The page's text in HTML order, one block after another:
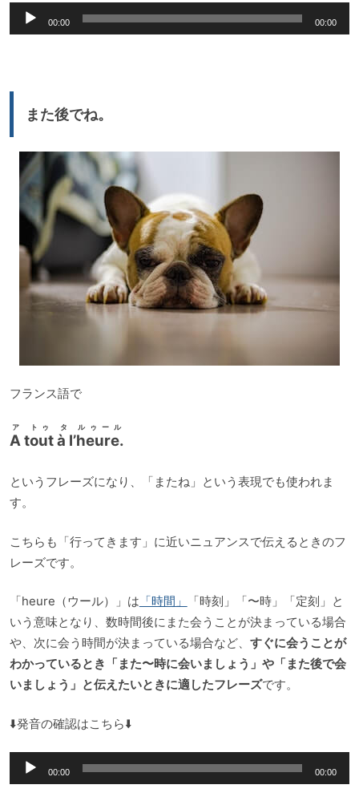
声
ー
00:00 00:00
また後でね。
フランス語で
A tout à l’heure.
ア トゥ タ ルゥール
というフレーズになり、「またね」という表現でも使われま
す。
こちらも「行ってきます」に近いニュアンスで伝えるときのフ
レーズです。
「heure（ウール）」は 「時間」
「時刻」「〜時」「定刻」と
いう意味となり、数時間後にまた会うことが決まっている場合
や、次に会う時間が決まっている場合など、 すぐに会うことが
わかっているとき「また〜時に会いましょう」や「また後で会
いましょう」と伝えたいときに適したフレーズです。
⬇️発音の確認はこちら⬇️
声
00:00 00:00